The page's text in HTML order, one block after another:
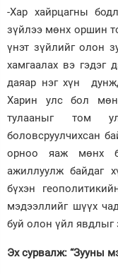
-Хар хайрцагны
зүйлээ мөнх оршин
үнэт зүйлийг олон
хамгаалах вэ гэдэг
даяар нэг хүн
Харин улс бол
тулааныг том
боловсруулчихсан
орноо яаж мөнх
ажиллуулж байдаг
бүхэн
мэдээллийг шүүх
буй олон үйл явдлыг
Эх сурвалж: “Зууны